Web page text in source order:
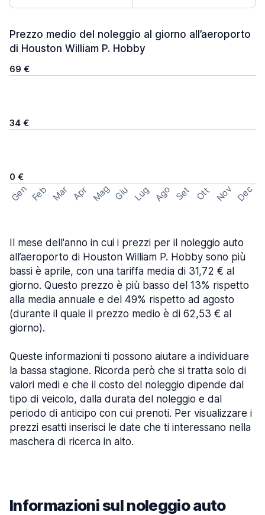
Prezzo medio del noleggio al giorno all’aeroporto
di Houston William P. Hobby
69 €
34 €
0 €
Gen Feb Mar Apr Mag Giu Lug Ago Set Ott Nov Dec
Il mese dell'anno in cui i prezzi per il noleggio auto
all’aeroporto di Houston William P. Hobby sono più
bassi è aprile, con una tariffa media di 31,72 € al
giorno. Questo prezzo è più basso del 13% rispetto
alla media annuale e del 49% rispetto ad agosto
(durante il quale il prezzo medio è di 62,53 € al
giorno).
Queste informazioni ti possono aiutare a individuare
la bassa stagione. Ricorda però che si tratta solo di
valori medi e che il costo del noleggio dipende dal
tipo di veicolo, dalla durata del noleggio e dal
periodo di anticipo con cui prenoti. Per visualizzare i
prezzi esatti inserisci le date che ti interessano nella
maschera di ricerca in alto.
Informazioni sul noleggio auto